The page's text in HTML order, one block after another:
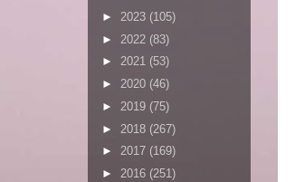
► 2023 (105)
► 2022 (83)
► 2021 (53)
► 2020 (46)
► 2019 (75)
► 2018 (267)
► 2017 (169)
► 2016 (251)